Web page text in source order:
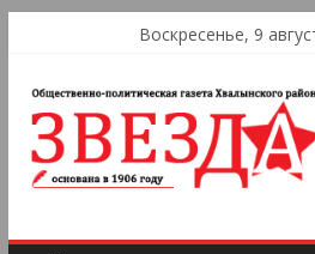
Воскресенье, 9